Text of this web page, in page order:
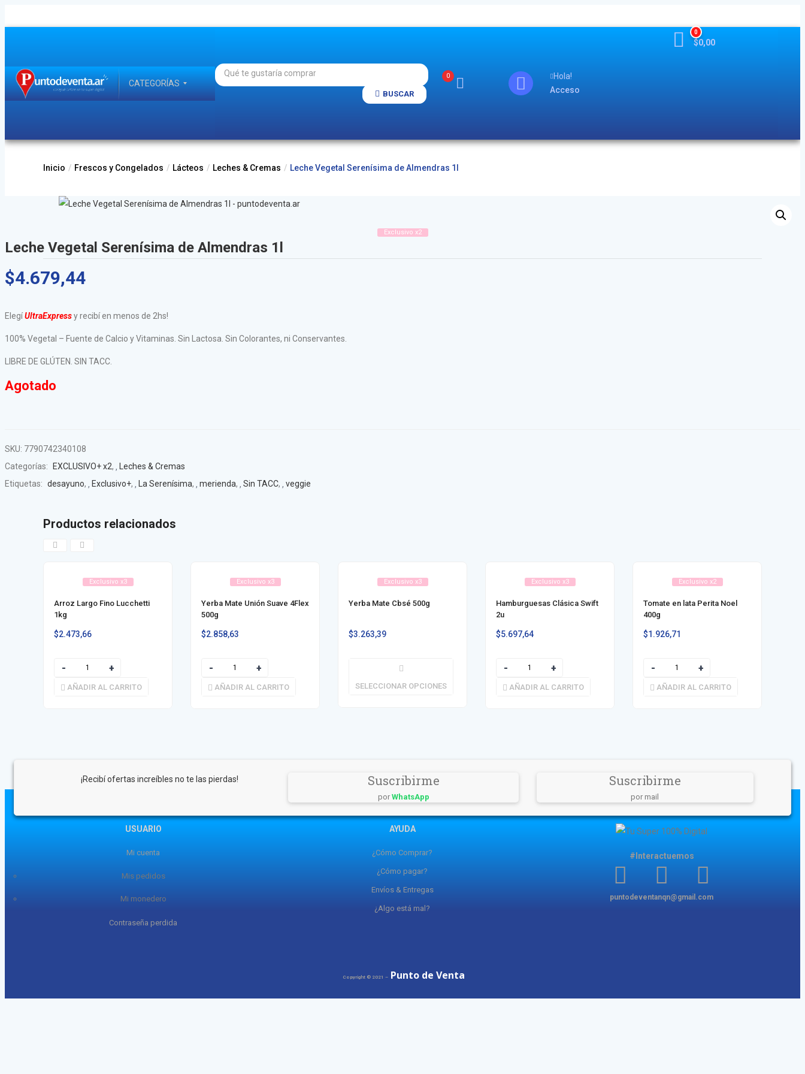
CATEGORÍAS
BUSCAR
0
Hola!
Acceso
0
$0,00
Inicio Frescos y Congelados Lácteos Leches & Cremas Leche Vegetal Serenísima de Almendras 1l
Exclusivo x2
Leche Vegetal Serenísima de Almendras 1l
$4.679,44
ElegíUltraExpressy recibí en menos de 2hs!
100% Vegetal – Fuente de Calcio y Vitaminas. Sin Lactosa. Sin Colorantes, ni Conservantes.
LIBRE DE GLÚTEN. SIN TACC.
Agotado
SKU: 7790742340108
Categorías:
EXCLUSIVO+ x2,
Leches & Cremas
Etiquetas: desayuno, Exclusivo+, La Serenísima, merienda, Sin TACC, veggie
Productos relacionados
Exclusivo x3
Arroz Largo Fino Lucchetti
1kg
$2.473,66
AÑADIR AL CARRITO
Exclusivo x3
Yerba Mate Unión Suave 4Flex
500g
$2.858,63
AÑADIR AL CARRITO
Exclusivo x3
Yerba Mate Cbsé 500g
$3.263,39
SELECCIONAR OPCIONES
Exclusivo x3
Hamburguesas Clásica Swift
2u
$5.697,64
AÑADIR AL CARRITO
Exclusivo x2
Tomate en lata Perita Noel
400g
$1.926,71
AÑADIR AL CARRITO
¡Recibí ofertas increíbles no te las pierdas! Suscribirme
por WhatsApp
Suscribirme
por mail
USUARIO
Mi cuenta
Mis pedidos
Mi monedero
Contraseña perdida
AYUDA
¿Cómo Comprar?
¿Cómo pagar?
Envíos & Entregas
¿Algo está mal?
#Interactuemos
puntodeventanqn@gmail.com
Copyright © 2021 –Punto de Venta